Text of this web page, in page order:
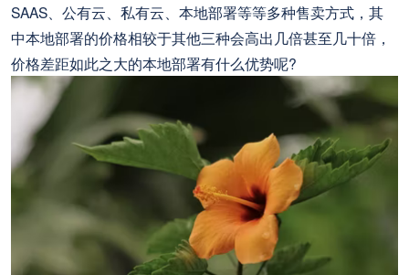
SAAS、公有云、私有云、本地部署等等多种售卖方式，其
中本地部署的价格相较于其他三种会高出几倍甚至几十倍，
价格差距如此之大的本地部署有什么优势呢?